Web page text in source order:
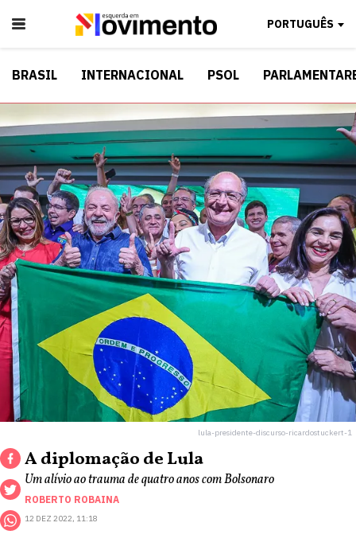
PORTUGUÊS
BRASIL INTERNACIONAL PSOL
lula-presidente-discurso-ricardostuckert-1
A diplomação de Lula
Um alívio ao trauma de quatro anos com Bolsonaro
ROBERTO ROBAINA
12 DEZ 2022, 11:18